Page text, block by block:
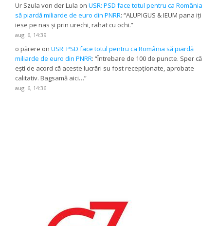
Ur Szula von der Lula onUSR: PSD face totul pentru ca România
să piardă miliarde de euro din PNRR: “ALUPIGUS & IEUM pana iți
iese pe nas și prin urechi, rahat cu ochi.”
aug. 6, 14:39
o părere onUSR: PSD face totul pentru ca România să piardă
miliarde de euro din PNRR: “Întrebare de 100 de puncte. Sper că
ești de acord că aceste lucrări su fost recepționate, aprobate
calitativ. Bagsamă aici…”
aug. 6, 14:36